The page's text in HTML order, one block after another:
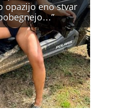
opazijo eno stvar